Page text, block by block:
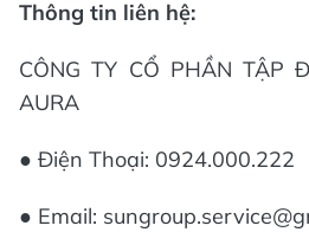
Hệ thống tiện ích đa dạng
trong những điểm hấp dẫn
ích từ 5 đại công viên
dưỡng ngoại ô 1.001 tiện